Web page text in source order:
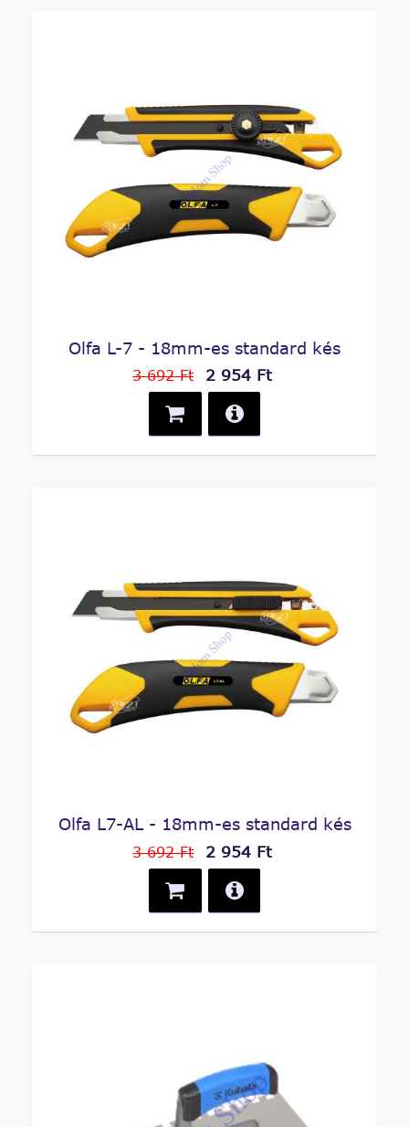
Olfa L-7 - 18mm-es standard kés
3 692 Ft 2 954 Ft
Olfa L7-AL - 18mm-es standard kés
3 692 Ft 2 954 Ft